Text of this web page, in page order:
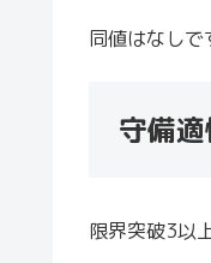
同値はなしで
守備
限界突破3以